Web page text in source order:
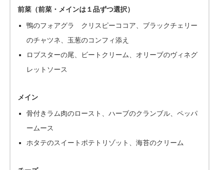
前菜（前菜・メインは１品ずつ選択）
鴨のフォアグラ クリスピーココア、ブラックチェリー
のチャツネ、玉葱のコンフィ添え
ロブスターの尾、ビートクリーム、オリーブのヴィネグ
レットソース
メイン
骨付きラム肉のロースト、ハーブのクランブル、ペッパ
ームース
ホタテのスイートポテトリゾット、海苔のクリーム